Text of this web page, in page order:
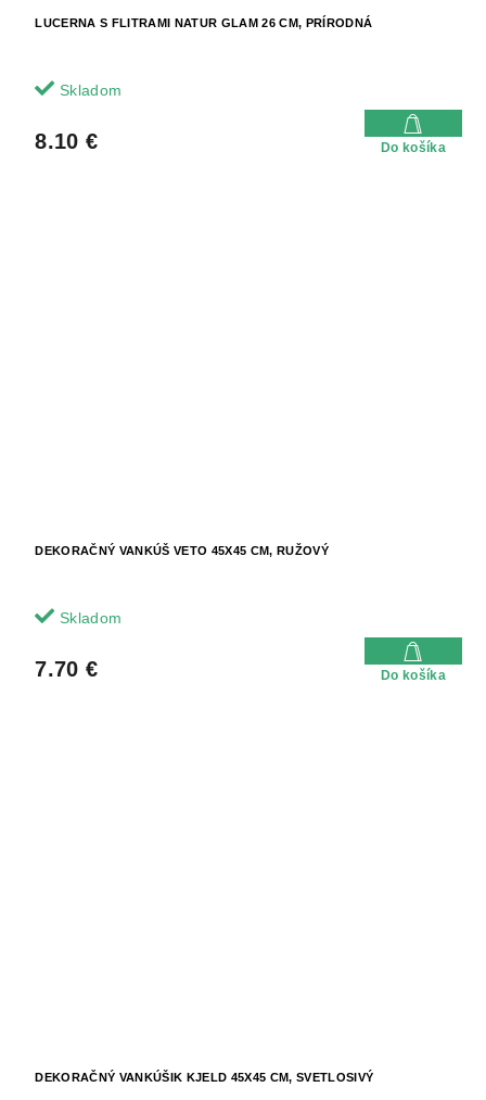
LUCERNA S FLITRAMI NATUR GLAM 26 CM, PRÍRODNÁ
Skladom
8.10 € Do košíka
DEKORAČNÝ VANKÚŠ VETO 45X45 CM, RUŽOVÝ
Skladom
7.70 € Do košíka
DEKORAČNÝ VANKÚŠIK KJELD 45X45 CM, SVETLOSIVÝ